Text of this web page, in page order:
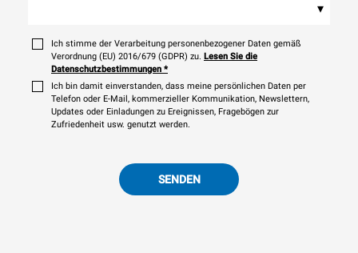
▾
Ich stimme der Verarbeitung personenbezogener Daten gemäß
Verordnung (EU) 2016/679 (GDPR) zu. Lesen Sie die
Datenschutzbestimmungen *
Ich bin damit einverstanden, dass meine persönlichen Daten per
Telefon oder E-Mail, kommerzieller Kommunikation, Newslettern,
Updates oder Einladungen zu Ereignissen, Fragebögen zur
Zufriedenheit usw. genutzt werden.
SENDEN